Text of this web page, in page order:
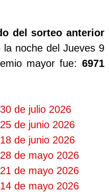
del sorteo anterior
noche del Jueves 9
mayor fue: 6971
de julio 2026
de junio 2026
de junio 2026
de mayo 2026
de mayo 2026
de mayo 2026